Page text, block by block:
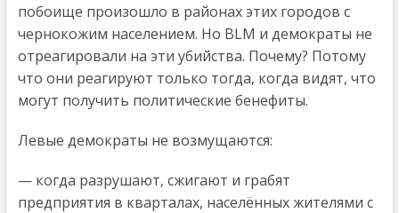
побоище произошло в районах этих городов с
чернокожим населением. Но BLM и демократы не
отреагировали на эти убийства. Почему? Потому
что они реагируют только тогда, когда видят, что
могут получить политические бенефиты.
Левые демократы не возмущаются:
— когда разрушают, сжигают и грабят
предприятия в кварталах, населённых жителями с